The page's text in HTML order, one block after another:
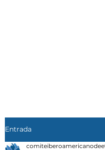
Entrada